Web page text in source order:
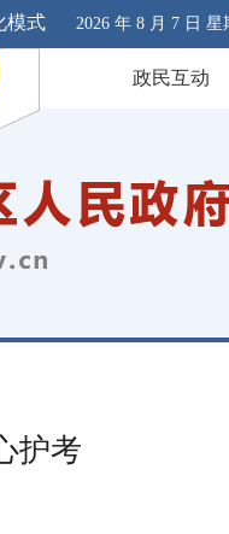
模式 2026 年 8 月 7 日 星
政民互动
护考